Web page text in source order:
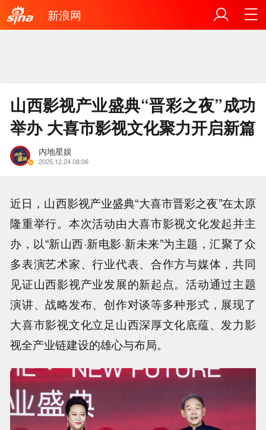
新浪网
山西影视产业盛典“晋彩之夜”成功
举办 大喜市影视文化聚力开启新篇
内地星娱
2025.12.24 08:06
近日，山西影视产业盛典“大喜市晋彩之夜”在太原
隆重举行。本次活动由大喜市影视文化发起并主
办，以“新山西·新电影·新未来”为主题，汇聚了众
多表演艺术家、行业代表、合作方与媒体，共同
见证山西影视产业发展的新起点。活动通过主题
演讲、战略发布、创作对谈等多种形式，展现了
大喜市影视文化立足山西深厚文化底蕴、发力影
视全产业链建设的雄心与布局。